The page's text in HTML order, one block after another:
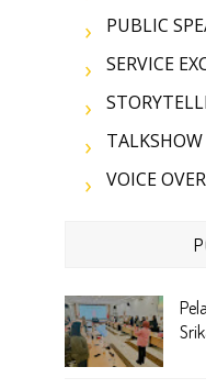
PUBLIC
SERVICE
VOICE